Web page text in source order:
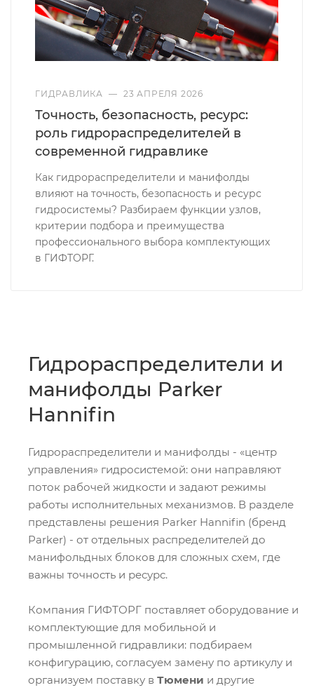
ГИДРАВЛИКА — 23 АПРЕЛЯ 2026
Точность, безопасность, ресурс:
роль гидрораспределителей в
современной гидравлике
Как гидрораспределители и манифолды
влияют на точность, безопасность и ресурс
гидросистемы? Разбираем функции узлов,
критерии подбора и преимущества
профессионального выбора комплектующих
в ГИФТОРГ.
Гидрораспределители и
манифолды Parker
Hannifin
Гидрораспределители и манифолды - «центр
управления» гидросистемой: они направляют
поток рабочей жидкости и задают режимы
работы исполнительных механизмов. В разделе
представлены решения Parker Hannifin (бренд
Parker) - от отдельных распределителей до
манифольдных блоков для сложных схем, где
важны точность и ресурс.
Компания ГИФТОРГ поставляет оборудование и
комплектующие для мобильной и
промышленной гидравлики: подбираем
конфигурацию, согласуем замену по артикулу и
организуем поставку в Тюмени и другие